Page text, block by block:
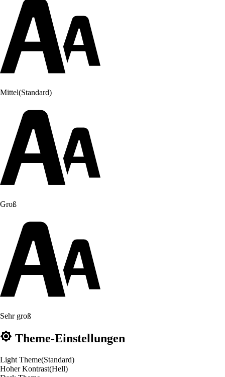
Mittel(Standard)
Groß
Sehr groß
Theme-Einstellungen
Light Theme(Standard)
Hoher Kontrast(Hell)